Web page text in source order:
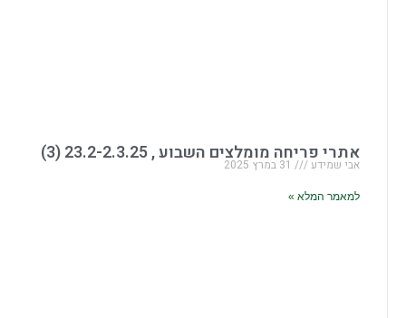
אתרי פריחה מומלצים השבוע , 23.2-2.3.25 (3)
אבי שמידע
למאמר המלא »